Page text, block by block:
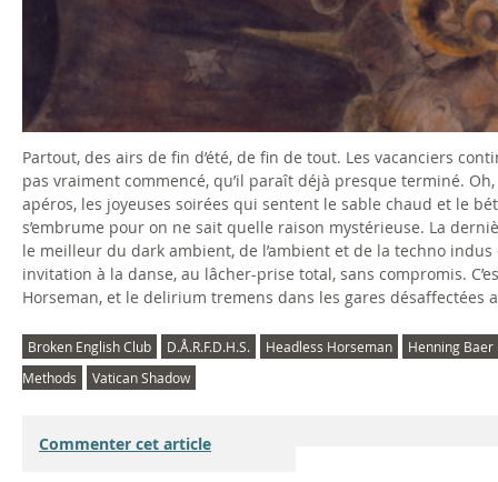
Partout, des airs de fin d’été, de fin de tout. Les vacanciers
pas vraiment commencé, qu’il paraît déjà presque terminé.
apéros, les joyeuses soirées qui sentent le sable chaud et le
s’embrume pour on ne sait quelle raison mystérieuse. La
le meilleur du dark ambient, de l’ambient et de la techno indus
invitation à la danse, au lâcher-prise total, sans compromis.
Horseman, et le delirium tremens dans les gares désaffectées
Broken English Club D.Å.R.F.D.H.S. Headless Horseman
Henning Baer
Methods
Vatican Shadow
Commenter cet article